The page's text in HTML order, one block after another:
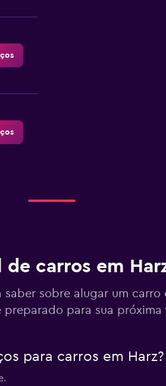
de carros em
sobre alugar um carro
para sua próxima
para carros em Harz?